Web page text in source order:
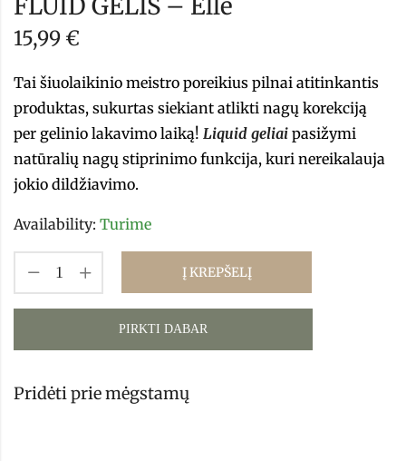
15,99 €
Tai šiuolaikinio meistro poreikius pilnai atitinkantis
produktas, sukurtas siekiant atlikti nagų korekciją
per gelinio lakavimo laiką! Liquid geliai pasižymi
natūralių nagų stiprinimo funkcija, kuri nereikalauja
jokio dildžiavimo.
Availability: Turime
Į KREPŠELĮ
PIRKTI DABAR
Pridėti prie mėgstamų